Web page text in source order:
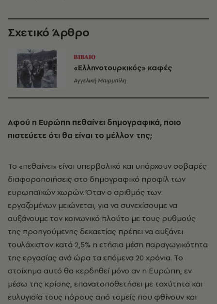
Σχετικό Άρθρο
ΒΙΒΛΙΟ
«Ελληνοτουρκικός» καφές
Αγγελική Μπιρμπίλη
Αφού η Ευρώπη πεθαίνει δημογραφικά, ποιο
πιστεύετε ότι θα είναι το μέλλον της;
Το «πεθαίνει» είναι υπερβολικό και υπάρχουν σοβαρές
διαφοροποιήσεις στο δημογραφικό προφίλ των
ευρωπαϊκών χωρών. Όταν ο αριθμός των
εργαζομένων μειώνεται, για να συνεχίσουμε να
αυξάνουμε τον κοινωνικό πλούτο με τους ρυθμούς
της προηγούμενης δεκαετίας πρέπει να αυξάνει
τουλάχιστον κατά 2,5% η ετήσια μέση παραγωγικότητα
της εργασίας ανά ώρα τα επόμενα 20 χρόνια. Το
στοίχημα αυτό θα κερδηθεί μόνο αν η Ευρώπη, εν
μέσω της κρίσης, επανατοποθετήσει με ταχύτητα και
ευλυγισία τους πόρους από τομείς που φθίνουν και